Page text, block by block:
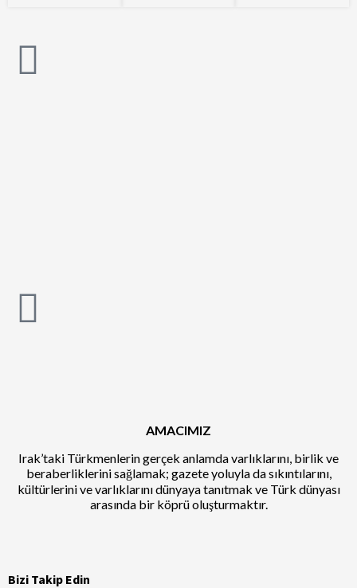
AMACIMIZ
Irak’taki Türkmenlerin gerçek anlamda varlıklarını, birlik ve
beraberliklerini sağlamak; gazete yoluyla da sıkıntılarını,
kültürlerini ve varlıklarını dünyaya tanıtmak ve Türk dünyası
arasında bir köprü oluşturmaktır.
Bizi Takip Edin